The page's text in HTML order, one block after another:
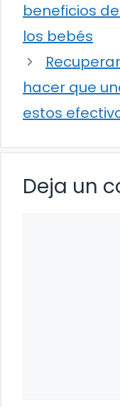
beneficios
los bebés
hacer que
estos
Deja un